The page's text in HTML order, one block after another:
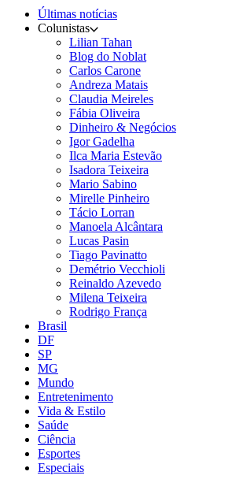
Últimas notícias
Colunistas
Lilian Tahan
Blog do Noblat
Carlos Carone
Andreza Matais
Claudia Meireles
Fábia Oliveira
Dinheiro & Negócios
Igor Gadelha
Ilca Maria Estevão
Isadora Teixeira
Mario Sabino
Mirelle Pinheiro
Tácio Lorran
Manoela Alcântara
Lucas Pasin
Tiago Pavinatto
Demétrio Vecchioli
Reinaldo Azevedo
Milena Teixeira
Rodrigo França
Brasil
DF
SP
MG
Mundo
Entretenimento
Vida & Estilo
Saúde
Ciência
Esportes
Especiais